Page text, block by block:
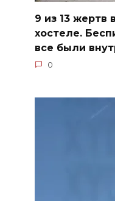
9 из 13 жертв
хостеле.
все были
0